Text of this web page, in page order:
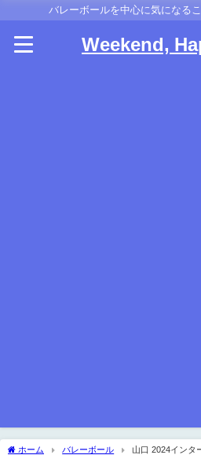
バレーボールを中心に気になる
Weekend,
ホーム バレーボール
山口 2024インタ